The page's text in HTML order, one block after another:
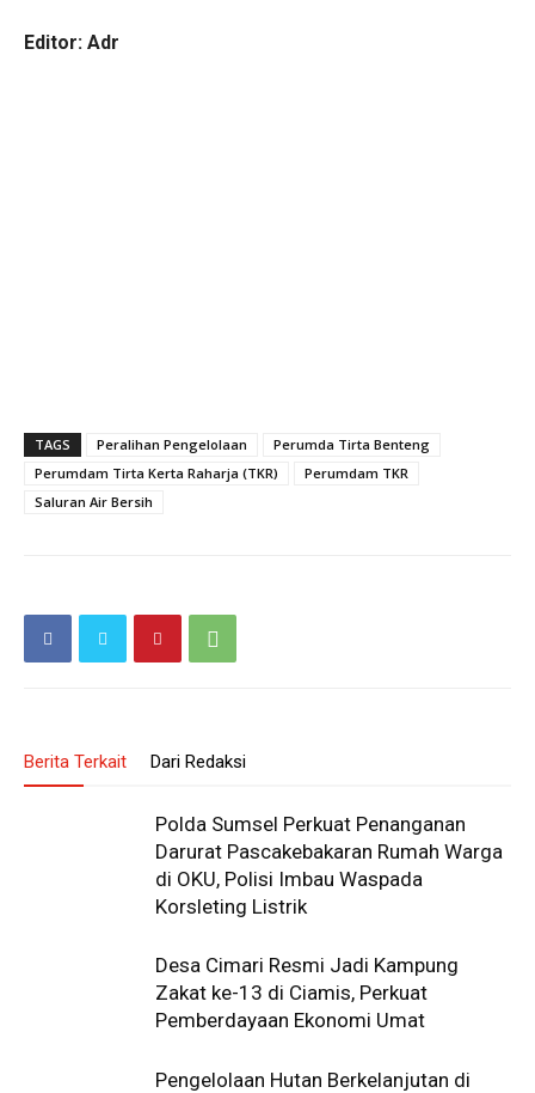
Editor: Adr
TAGS Peralihan Pengelolaan
Perumda Tirta Benteng
Perumdam Tirta Kerta Raharja (TKR)
Perumdam TKR
Saluran Air Bersih
Berita Terkait Dari Redaksi
Polda Sumsel Perkuat Penanganan
Darurat Pascakebakaran Rumah Warga
di OKU, Polisi Imbau Waspada
Korsleting Listrik
Desa Cimari Resmi Jadi Kampung
Zakat ke-13 di Ciamis, Perkuat
Pemberdayaan Ekonomi Umat
Pengelolaan Hutan Berkelanjutan di